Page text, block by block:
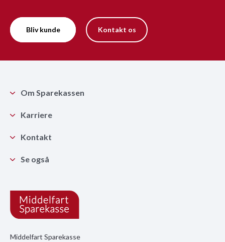
Bliv kunde Kontakt os
Middelfart Sparekasse
Om Sparekassen
Karriere
Kontakt
Se også